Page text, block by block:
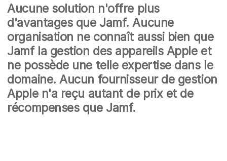
Aucune solution n'offre plus
d'avantages que Jamf. Aucune
organisation ne connaît aussi bien que
Jamf la gestion des appareils Apple et
ne possède une telle expertise dans le
domaine. Aucun fournisseur de gestion
Apple n'a reçu autant de prix et de
récompenses que Jamf.